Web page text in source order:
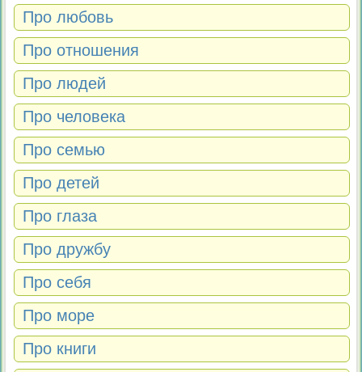
Про любовь
Про отношения
Про людей
Про человека
Про семью
Про детей
Про глаза
Про дружбу
Про себя
Про море
Про книги